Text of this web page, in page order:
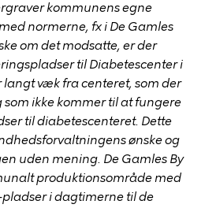
kommunens egne
normerne, fx i De Gamles
om det modsatte, er der
til Diabetescenter i
væk fra centeret, som der
som ikke kommer til at fungere
til diabetescenteret. Dette
ønske og
uden mening. De Gamles By
produktionsområde med
i dagtimerne til de